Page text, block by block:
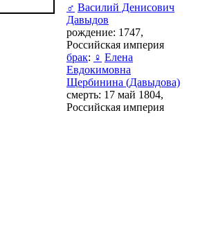
♂ Василий Денисович
Давыдов
рождение: 1747,
Российская империя
брак: ♀ Елена
Евдокимовна
Щербинина (Давыдова)
смерть: 17 май 1804,
Российская империя